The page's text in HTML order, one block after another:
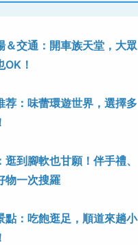
＆交通：開車族天堂，大眾
OK！
荐：味蕾環遊世界，選擇多
逛到腳軟也甘願！伴手禮、
物一次搜羅
點：吃飽逛足，順道來趟小